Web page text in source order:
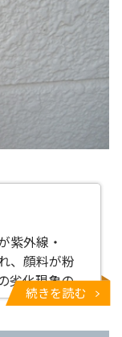
紫外線・
、顔料が粉
劣化現象の
続きを読む